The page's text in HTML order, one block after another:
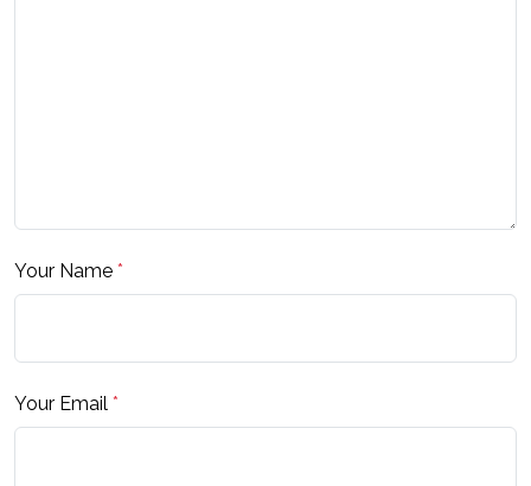
Your Name *
Your Email *